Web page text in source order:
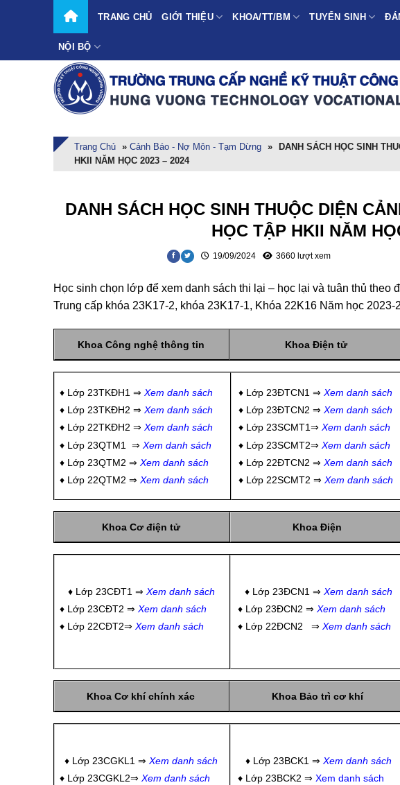
TRANG CHỦ GIỚI THIỆU KHOA/TT/BM TUYỂN SINH
NỘI BỘ
Trang Chủ » Cảnh Báo - Nợ Môn - Tạm Dừng »
DANH SÁCH HỌC SINH
HKII NĂM HỌC 2023 – 2024
DANH SÁCH HỌC SINH THUỘC DIỆN
HỌC TẬP HKII NĂM
19/09/2024 3660 lượt xem
Học sinh chọn lớp để xem danh sách thi lại – học lại và tuân thủ theo
Trung cấp khóa 23K17-2, khóa 23K17-1, Khóa 22K16 Năm học 2023-
Khoa Công nghệ thông tin Khoa Điện tử
♦ Lớp 23TKĐH1 ⇒ Xem danh sách
♦ Lớp 23TKĐH2 ⇒ Xem danh sách
♦ Lớp 22TKĐH2 ⇒ Xem danh sách
♦ Lớp 23QTM1 ⇒ Xem danh sách
♦ Lớp 23QTM2 ⇒ Xem danh sách
♦ Lớp 22QTM2 ⇒ Xem danh sách
♦ Lớp 23ĐTCN1 ⇒ Xem danh sách
♦ Lớp 23ĐTCN2 ⇒ Xem danh sách
♦ Lớp 23SCMT1⇒ Xem danh sách
♦ Lớp 23SCMT2⇒ Xem danh sách
♦ Lớp 22ĐTCN2 ⇒ Xem danh sách
♦ Lớp 22SCMT2 ⇒ Xem danh sách
Khoa Cơ điện tử Khoa Điện
♦ Lớp 23CĐT1 ⇒ Xem danh sách
♦ Lớp 23CĐT2 ⇒ Xem danh sách
♦ Lớp 22CĐT2⇒ Xem danh sách
♦ Lớp 23ĐCN1 ⇒ Xem danh sách
♦ Lớp 23ĐCN2 ⇒ Xem danh sách
♦ Lớp 22ĐCN2 ⇒ Xem danh sách
Khoa Cơ khí chính xác Khoa Bảo trì cơ khí
♦ Lớp 23CGKL1 ⇒ Xem danh sách
♦ Lớp 23CGKL2⇒ Xem danh sách
♦ Lớp 23BCK1 ⇒ Xem danh sách
♦ Lớp 23BCK2 ⇒ Xem danh sách